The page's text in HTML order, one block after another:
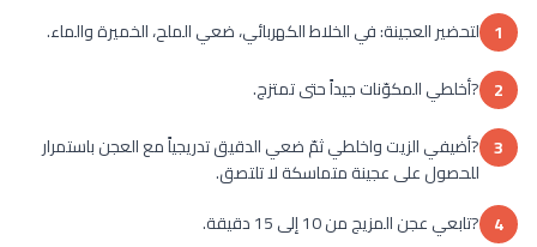
1 لتحضير العجينة: في الخلاط الكهربائي، ضعي الملح، الخميرة والماء.
2 ?أخلطي المكوّنات جيداً حتى تمتزج.
3 ?أضيفي الزيت واخلطي ثمّ ضعي الدقيق تدريجياً مع العجن باستمرار
للحصول على عجينة متماسكة لا تلتصق.
4 ?تابعي عجن المزيج من 10 إلى 15 دقيقة.